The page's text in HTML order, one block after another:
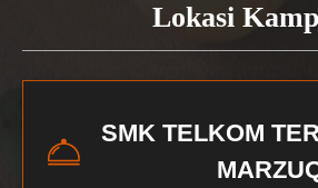
Lokasi
SMK TELKOM